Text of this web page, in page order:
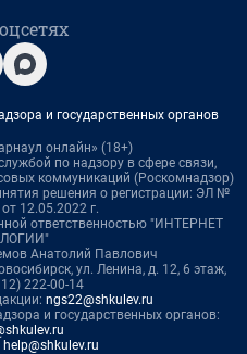
и государственных органов
онлайн» (18+)
по надзору в сфере связи,
коммуникаций (Роскомнадзор)
решения о регистрации: ЭЛ №
12.05.2022 г.
ответственностью "ИНТЕРНЕТ
Анатолий Павлович
ул. Ленина, д. 12, 6 этаж,
222-00-14
ngs22@shkulev.ru
и государственных органов:
help@shkulev.ru